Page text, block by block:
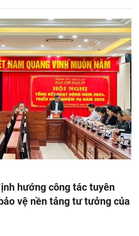
hướng công tác tuyên
vệ nền tảng tư tưởng của